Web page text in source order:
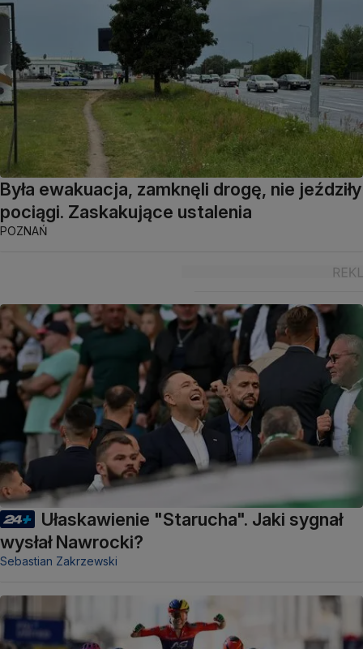
Była ewakuacja, zamknęli drogę, nie jeździły
pociągi. Zaskakujące ustalenia
POZNAŃ
Ułaskawienie "Starucha". Jaki sygnał
wysłał Nawrocki?
Sebastian Zakrzewski